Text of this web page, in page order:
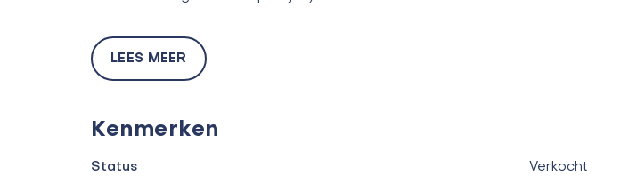
LEES MEER
Kenmerken
Status Verkocht